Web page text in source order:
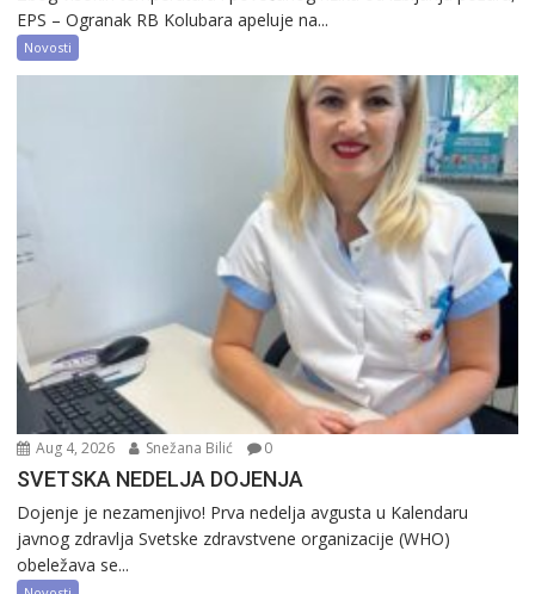
EPS – Ogranak RB Kolubara apeluje na...
Novosti
Aug 4, 2026 Snežana Bilić 0
SVETSKA NEDELJA DOJENJA
Dojenje je nezamenjivo! Prva nedelja avgusta u Kalendaru
javnog zdravlja Svetske zdravstvene organizacije (WHO)
obeležava se...